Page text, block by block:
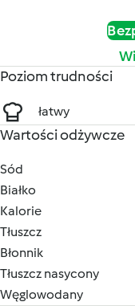
Poziom trudności
łatwy
Wartości odżywcze
Sód
Białko
Kalorie
Tłuszcz
Błonnik
Tłuszcz nasycony
Węglowodany